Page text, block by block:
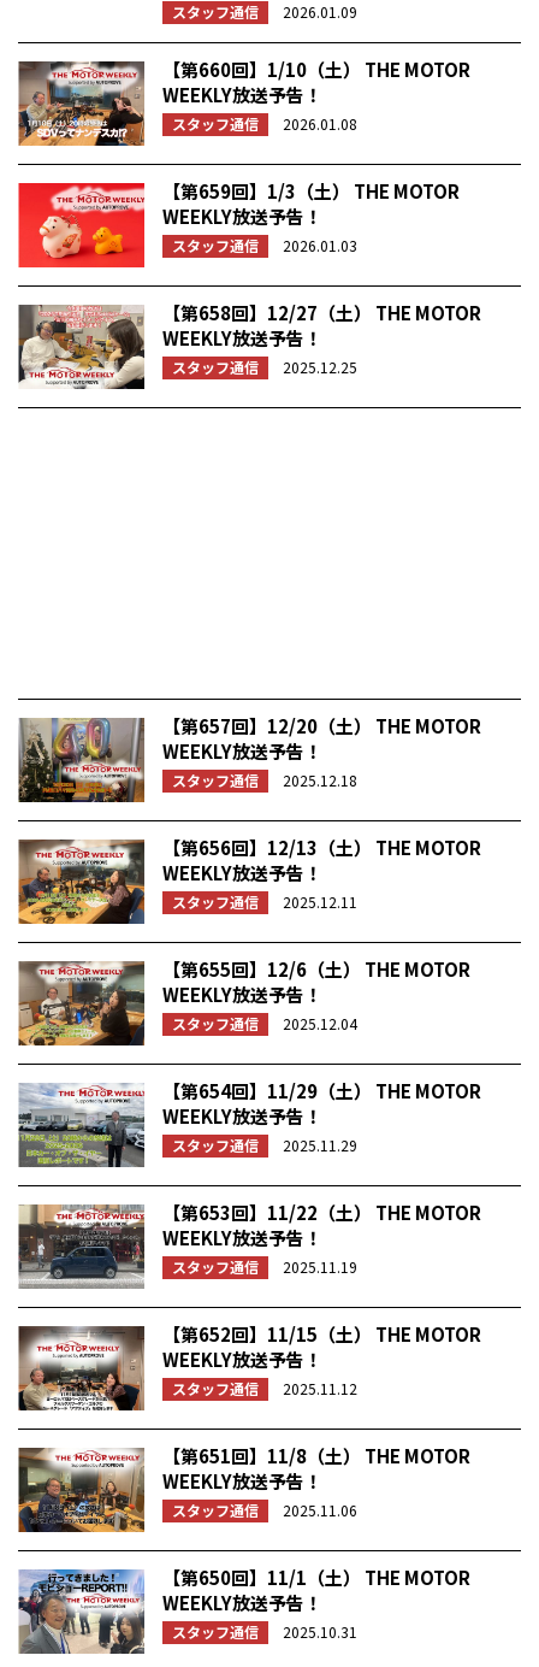
スタッフ通信 2026.01.09
【第660回】1/10（土） THE MOTOR
WEEKLY放送予告！
スタッフ通信 2026.01.08
【第659回】1/3（土） THE MOTOR
WEEKLY放送予告！
スタッフ通信 2026.01.03
【第658回】12/27（土） THE MOTOR
WEEKLY放送予告！
スタッフ通信 2025.12.25
【第657回】12/20（土） THE MOTOR
WEEKLY放送予告！
スタッフ通信 2025.12.18
【第656回】12/13（土） THE MOTOR
WEEKLY放送予告！
スタッフ通信 2025.12.11
【第655回】12/6（土） THE MOTOR
WEEKLY放送予告！
スタッフ通信 2025.12.04
【第654回】11/29（土） THE MOTOR
WEEKLY放送予告！
スタッフ通信 2025.11.29
【第653回】11/22（土） THE MOTOR
WEEKLY放送予告！
スタッフ通信 2025.11.19
【第652回】11/15（土） THE MOTOR
WEEKLY放送予告！
スタッフ通信 2025.11.12
【第651回】11/8（土） THE MOTOR
WEEKLY放送予告！
スタッフ通信 2025.11.06
【第650回】11/1（土） THE MOTOR
WEEKLY放送予告！
スタッフ通信 2025.10.31